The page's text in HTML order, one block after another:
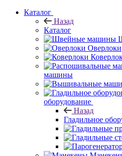
Каталог
Назад
Каталог
Оверлоки
машины
оборудование
Назад
Гладильное